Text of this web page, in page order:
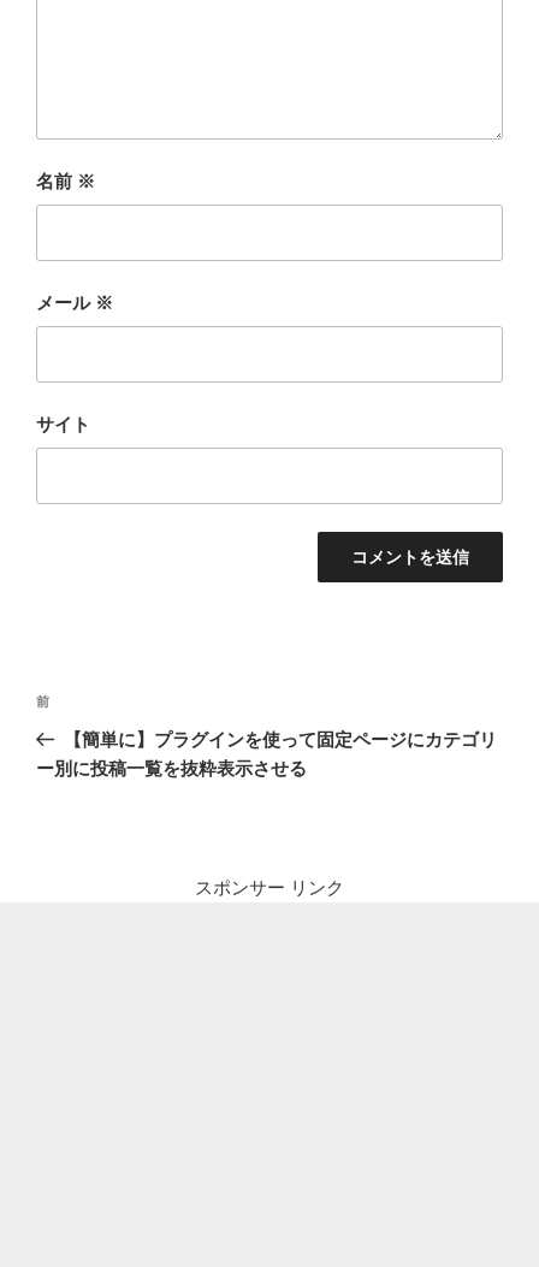
名前 ※
メール ※
サイト
投
ナ
前
の
前
【簡単に】プラグインを使って固定ページにカテゴリ
ー別に投稿一覧を抜粋表示させる
スポンサー リンク